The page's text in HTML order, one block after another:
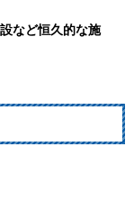
など恒久的な施